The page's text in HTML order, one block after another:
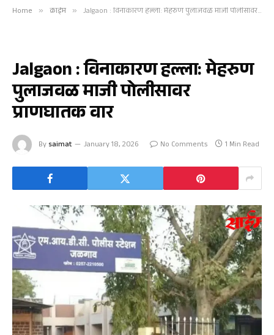
Home » क्राईम » Jalgaon : विनाकारण हल्ला: मेहरुण पुलाजवळ माजी पोलीसावर प्राणघातक वार
Jalgaon : विनाकारण हल्ला: मेहरुण
पुलाजवळ माजी पोलीसावर
प्राणघातक वार
By saimat January 18, 2026 No Comments 1 Min Read